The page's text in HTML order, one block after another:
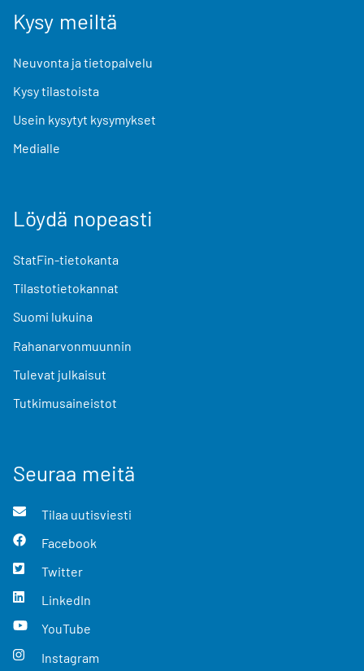
Kysy meiltä
Neuvonta ja tietopalvelu
Kysy tilastoista
Usein kysytyt kysymykset
Medialle
Löydä nopeasti
StatFin-tietokanta
Tilastotietokannat
Suomi lukuina
Rahanarvonmuunnin
Tulevat julkaisut
Tutkimusaineistot
Seuraa meitä
Tilaa uutisviesti
Facebook
Twitter
LinkedIn
YouTube
Instagram